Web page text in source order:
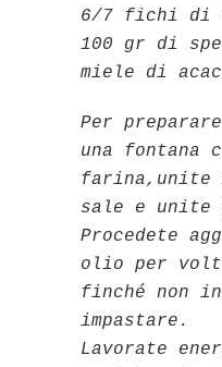
6/7 fichi di
100 gr di
miele di
Per
una fontana
sale e unite
Procedete
olio per
finché non
impastare.
Lavorate